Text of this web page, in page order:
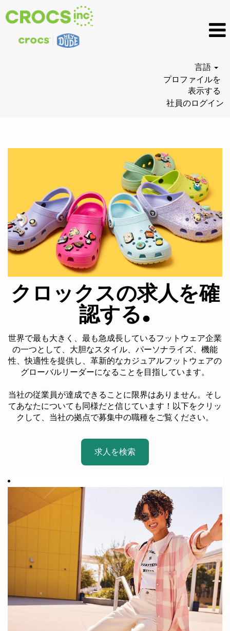
言語
プロファイルを
表示する
社員のログイン
クロックスの求人を確
認する.
世界で最も大きく、最も急成長しているフットウェア企業
の一つとして、大胆なスタイル、パーソナライズ、機能
性、快適性を提供し、革新的なカジュアルフットウェアの
グローバルリーダーになることを目指しています。
当社の従業員が達成できることに限界はありません。そし
てあなたについても同様だと信じています！以下をクリッ
クして、当社の拠点で募集中の職種をご覧ください。
求人を検索